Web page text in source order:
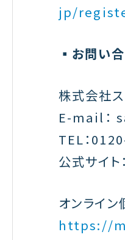
jp/
▪️お問い
株式会社
E-mail：
TEL：
公式サイト：
オンライ
https://